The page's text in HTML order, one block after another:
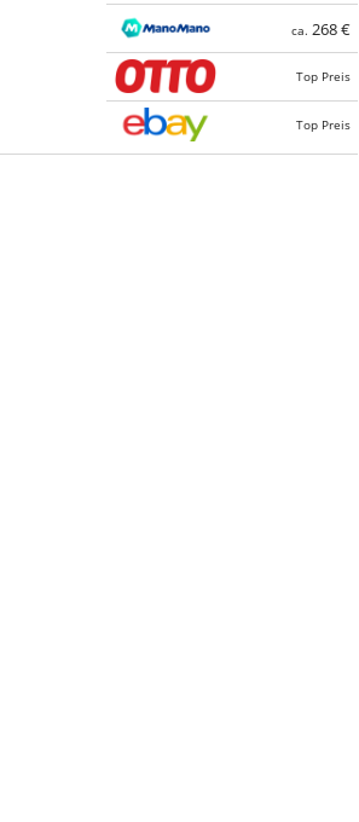
ca. 268 €
Top Preis
Top Preis